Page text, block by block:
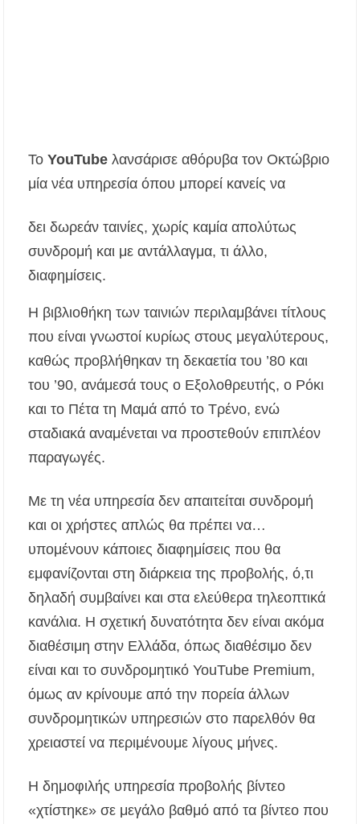
Έως 30.000 ευρώ επιδότηση για αγορά
ηλεκτρικού οχήματος – Ποιοι είναι οι
δικαιούχοι
Κυνήγι 2026-2027: Πότε ανοίγει η κυνηγετική
περίοδος και πόσο κοστίζει η άδεια θήρας
ΑΝ.ΕΤ.ΧΑ.: Παρατείνεται η προθεσμία
Χαλκιδική: Διάσωση 49χρονης Γερμανίδας σε
Έλεγχοι σε παραλίες της Χαλκιδικής:
Σφραγίστηκαν πέντε επιχειρήσεις στην
Κασσάνδρα
Χαλκιδική: Νεκρός 68χρονος λουόμενος στην
παραλία της Νέας Ποτίδαιας
Χαλκιδική: Πρωταθλήτρια στις καταγγελίες
για παραλίες – Σφραγίσεις και πρόστιμα μετά
τους ελέγχους
Εγκρίθηκε η λειτουργία τμήματος της Σ.Α.Ε.Κ.
Μουδανιών στον Πολύγυρο– Δικαίωση της
διεκδίκησης του Δήμου Πολυγύρου
αλλάζει με τον νέο νόμο για ύδρευση και
Χαλκιδική: Νεκρός 69χρονος λουόμενος στην
παραλία Σίβηρης
Διακοπές ρεύματος σε περιοχές της Χαλκιδικής
Νέες χρηματοδοτήσεις από το Πράσινο Ταμείο
για δήμους της Κεντρικής Μακεδονίας
Το YouTube λανσάρισε αθόρυβα τον Οκτώβριο
μία νέα υπηρεσία όπου μπορεί κανείς να
δει δωρεάν ταινίες, χωρίς καμία απολύτως
συνδρομή και με αντάλλαγμα, τι άλλο,
διαφημίσεις.
Η βιβλιοθήκη των ταινιών περιλαμβάνει τίτλους
που είναι γνωστοί κυρίως στους μεγαλύτερους,
καθώς προβλήθηκαν τη δεκαετία του ’80 και
του ’90, ανάμεσά τους ο Εξολοθρευτής, ο Ρόκι
και το Πέτα τη Μαμά από το Τρένο, ενώ
σταδιακά αναμένεται να προστεθούν επιπλέον
παραγωγές.
Με τη νέα υπηρεσία δεν απαιτείται συνδρομή
και οι χρήστες απλώς θα πρέπει να…
υπομένουν κάποιες διαφημίσεις που θα
εμφανίζονται στη διάρκεια της προβολής, ό,τι
δηλαδή συμβαίνει και στα ελεύθερα τηλεοπτικά
κανάλια. Η σχετική δυνατότητα δεν είναι ακόμα
διαθέσιμη στην Ελλάδα, όπως διαθέσιμο δεν
είναι και το συνδρομητικό YouTube Premium,
όμως αν κρίνουμε από την πορεία άλλων
συνδρομητικών υπηρεσιών στο παρελθόν θα
χρειαστεί να περιμένουμε λίγους μήνες.
Η δημοφιλής υπηρεσία προβολής βίντεο
«χτίστηκε» σε μεγάλο βαθμό από τα βίντεο που